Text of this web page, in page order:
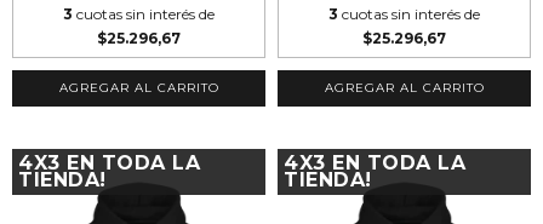
3 cuotas sin interés de
$25.296,67
AGREGAR AL CARRITO
3 cuotas sin interés de
$25.296,67
AGREGAR AL CARRITO
4X3 EN TODA LA
TIENDA!
4X3 EN TODA LA
TIENDA!